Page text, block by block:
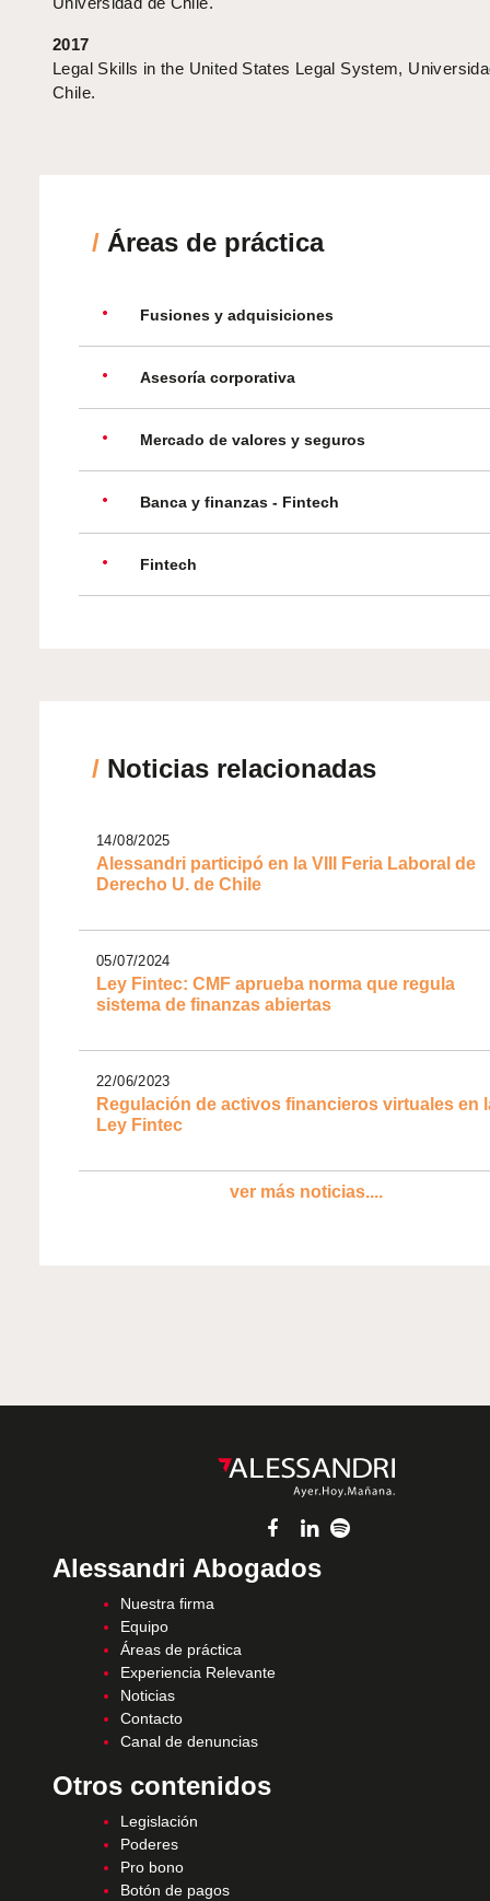
2017
Legal Skills in the United States Legal System,
Chile.
/ Áreas de práctica
Fusiones y adquisiciones
Asesoría corporativa
Mercado de valores y seguros
Banca y finanzas - Fintech
Fintech
/ Noticias relacionadas
14/08/2025
Alessandri participó en la VIII Feria Laboral de
Derecho U. de Chile
05/07/2024
Ley Fintec: CMF aprueba norma que regula
sistema de finanzas abiertas
22/06/2023
Regulación de activos financieros virtuales en
Ley Fintec
ver más noticias....
Alessandri Abogados
Nuestra firma
Equipo
Áreas de práctica
Experiencia Relevante
Noticias
Contacto
Canal de denuncias
Otros contenidos
Legislación
Poderes
Pro bono
Botón de pagos